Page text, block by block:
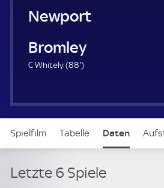
Newport County
Bromley
C Whitely (88'8
u
t
)
Spielfilm Tabelle Daten
Letzte 6 Spiele